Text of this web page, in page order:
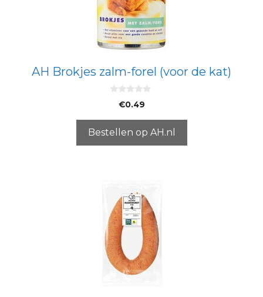
AH Brokjes zalm-forel (voor de kat)
5
€0.49
Bestellen op AH.nl